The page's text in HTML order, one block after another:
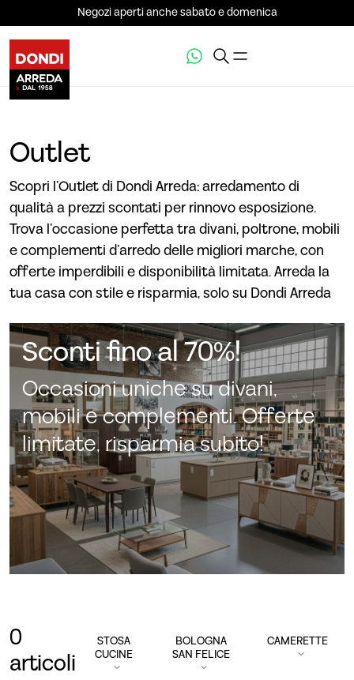
Negozi aperti anche sabato e domenica
Outlet
Scopri l’Outlet di Dondi Arreda: arredamento di
qualità a prezzi scontati per rinnovo esposizione.
Trova l’occasione perfetta tra divani, poltrone, mobili
e complementi d’arredo delle migliori marche, con
offerte imperdibili e disponibilità limitata. Arreda la
tua casa con stile e risparmia, solo su Dondi Arreda
Sconti fino al 70%!
Occasioni uniche su divani,
mobili e complementi. Offerte
limitate, risparmia subito!
0
articoli
STOSA
CUCINE
BOLOGNA
SAN FELICE
CAMERETTE